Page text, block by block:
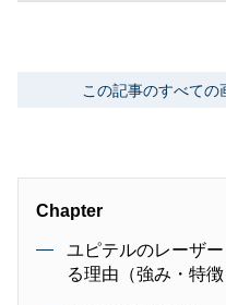
この記事のすべての
Chapter
ユピテルのレーザ
る理由（強み・特徴